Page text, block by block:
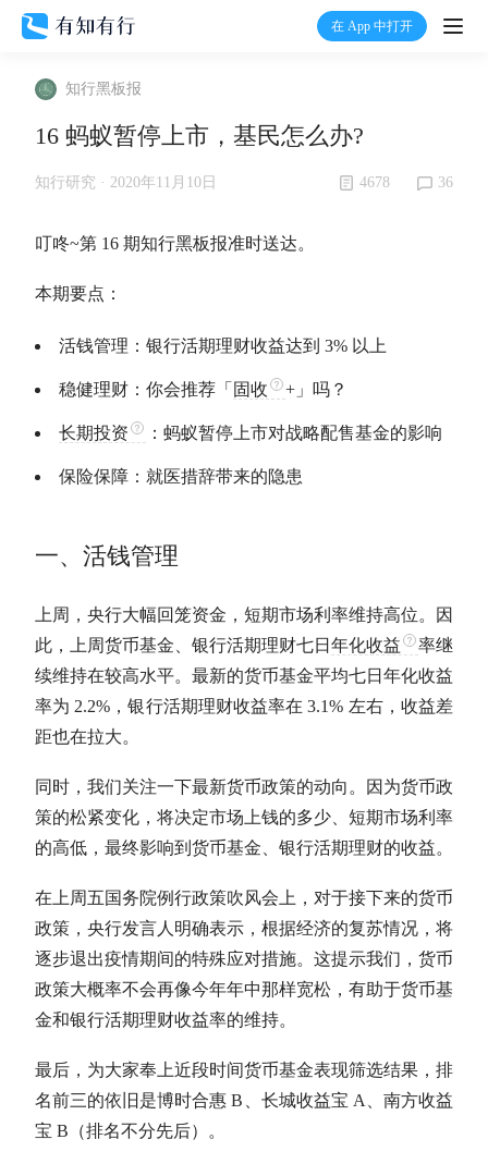
在 App 中打开
打
有行
知行黑板报
16 蚂蚁暂停上市，基民怎么办?
知行研究 · 2020年11月10日 4678 36
叮咚~第 16 期知行黑板报准时送达。
本期要点：
活钱管理：银行活期理财收益达到 3% 以上
稳健理财：你会推荐「 固收 +」吗？
长期投资 ：蚂蚁暂停上市对战略配售基金的影响
保险保障：就医措辞带来的隐患
一、活钱管理
上周，央行大幅回笼资金，短期市场利率维持高位。因
此，上周货币基金、银行活期理财七日 年化收益
率继
续维持在较高水平。 最新的货币基金平均七日 年化收益
率为 2.2%，银行活期理财收益率在 3.1% 左右，收益差
距也在拉大。
同时，我们关注一下最新货币政策的动向。因为货币政
策的松紧变化，将决定市场上钱的多少、短期市场利率
的高低，最终影响到货币基金、银行活期理财的收益。
在上周五国务院例行政策吹风会上，对于接下来的货币
政策，央行发言人明确表示，根据经济的复苏情况，将
逐步退出疫情期间的特殊应对措施。这提示我们，货币
政策大概率不会再像今年年中那样宽松，有助于货币基
金和银行活期理财收益率的维持。
最后，为大家奉上近段时间货币基金表现筛选结果，排
名前三的依旧是博时合惠 B、长城收益宝 A、南方收益
宝 B（排名不分先后）。